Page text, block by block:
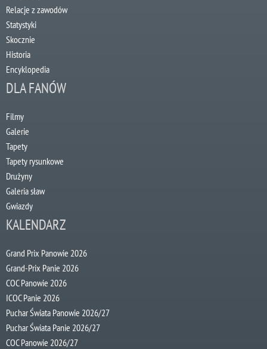
Relacje z zawodów
Statystyki
Skocznie
Historia
Encyklopedia
DLA FANÓW
Filmy
Galerie
Tapety
Tapety rysunkowe
Drużyny
Galeria sław
Gwiazdy
KALENDARZ
Grand Prix Panowie 2026
Grand-Prix Panie 2026
COC Panowie 2026
ICOC Panie 2026
Puchar Świata Panowie 2026/27
Puchar Świata Panie 2026/27
COC Panowie 2026/27